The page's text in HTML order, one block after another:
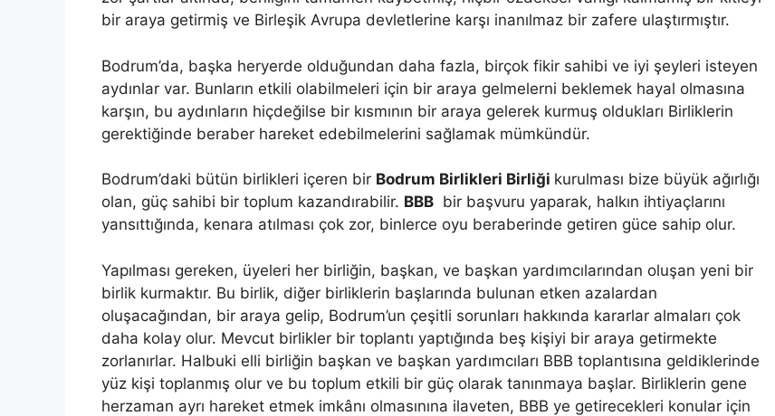
bir araya getirmiş ve Birleşik Avrupa devletlerine karşı inanılmaz bir zafere ulaştırmıştır.
Bodrum’da, başka heryerde olduğundan daha fazla, birçok fikir sahibi ve iyi şeyleri isteyen
aydınlar var. Bunların etkili olabilmeleri için bir araya gelmelerni beklemek hayal olmasına
karşın, bu aydınların hiçdeğilse bir kısmının bir araya gelerek kurmuş oldukları Birliklerin
gerektiğinde beraber hareket edebilmelerini sağlamak mümkündür.
Bodrum’daki bütün birlikleri içeren bir Bodrum Birlikleri Birliği kurulması bize büyük ağırlığı
olan, güç sahibi bir toplum kazandırabilir. BBB bir başvuru yaparak, halkın ihtiyaçlarını
yansıttığında, kenara atılması çok zor, binlerce oyu beraberinde getiren güce sahip olur.
Yapılması gereken, üyeleri her birliğin, başkan, ve başkan yardımcılarından oluşan yeni bir
birlik kurmaktır. Bu birlik, diğer birliklerin başlarında bulunan etken azalardan
oluşacağından, bir araya gelip, Bodrum’un çeşitli sorunları hakkında kararlar almaları çok
daha kolay olur. Mevcut birlikler bir toplantı yaptığında beş kişiyi bir araya getirmekte
zorlanırlar. Halbuki elli birliğin başkan ve başkan yardımcıları BBB toplantısına geldiklerinde
yüz kişi toplanmış olur ve bu toplum etkili bir güç olarak tanınmaya başlar. Birliklerin gene
herzaman ayrı hareket etmek imkânı olmasınına ilaveten, BBB ye getirecekleri konular için